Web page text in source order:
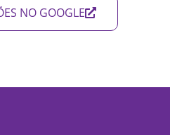
NO GOOGLE